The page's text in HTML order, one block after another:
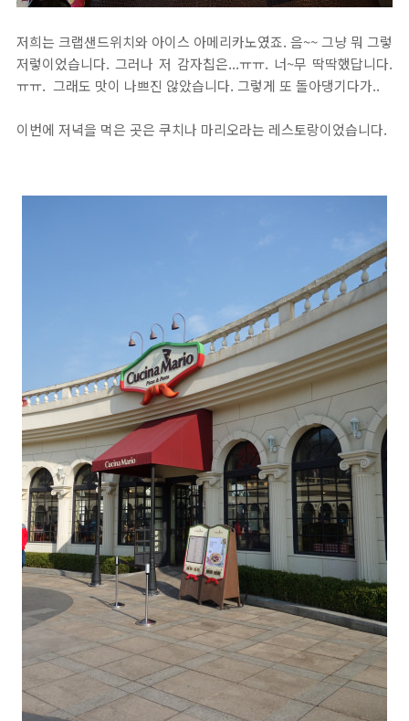
저희는 크랩샌드위치와 아이스 아메리카노였죠. 음~~ 그냥 뭐 그렇
저렇이었습니다. 그러나 저 감자칩은...ㅠㅠ. 너~무 딱딱했답니다.
ㅠㅠ. 그래도 맛이 나쁘진 않았습니다. 그렇게 또 돌아댕기다가..
이번에 저녁을 먹은 곳은 쿠치나 마리오라는 레스토랑이었습니다.